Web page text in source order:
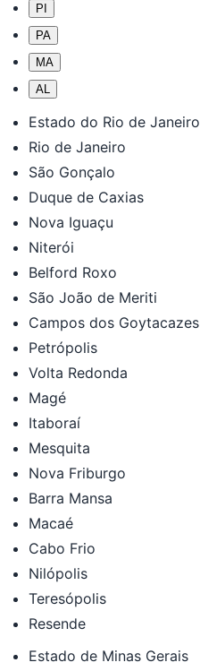
PI
PA
MA
AL
Estado do Rio de Janeiro
Rio de Janeiro
São Gonçalo
Duque de Caxias
Nova Iguaçu
Niterói
Belford Roxo
São João de Meriti
Campos dos Goytacazes
Petrópolis
Volta Redonda
Magé
Itaboraí
Mesquita
Nova Friburgo
Barra Mansa
Macaé
Cabo Frio
Nilópolis
Teresópolis
Resende
Estado de Minas Gerais